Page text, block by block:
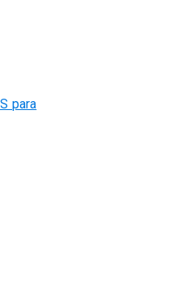
para